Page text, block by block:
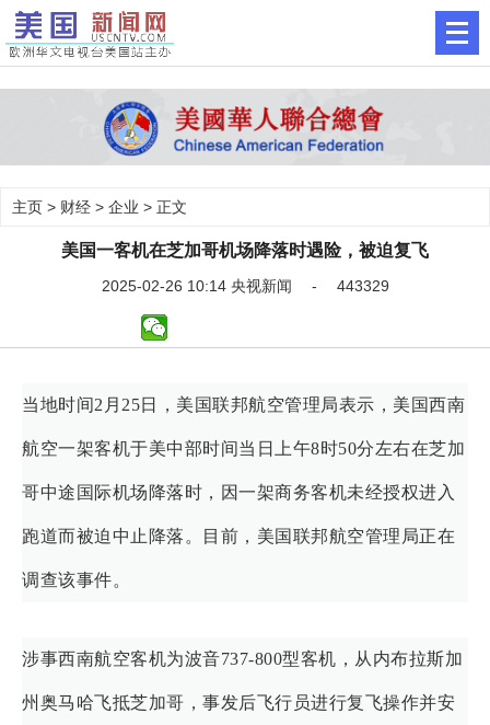
主页 > 财经 > 企业 > 正文
美国一客机在芝加哥机场降落时遇险，被迫复飞
2025-02-26 10:14 央视新闻 - 443329
当地时间2月25日，美国联邦航空管理局表示，美国西南
航空一架客机于美中部时间当日上午8时50分左右在芝加
哥中途国际机场降落时，因一架商务客机未经授权进入
跑道而被迫中止降落。目前，美国联邦航空管理局正在
调查该事件。
涉事西南航空客机为波音737-800型客机，从内布拉斯加
州奥马哈飞抵芝加哥，事发后飞行员进行复飞操作并安